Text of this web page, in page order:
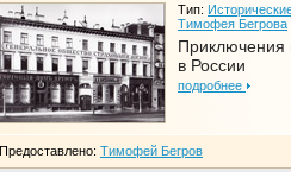
Тип:
Тимофея Бегрова
Приключения
в России
подробнее
Предоставлено: Тимофей Бегров